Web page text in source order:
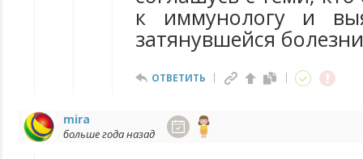
к иммунологу и
затянувшейся
ОТВЕТИТЬ
mira
больше года назад